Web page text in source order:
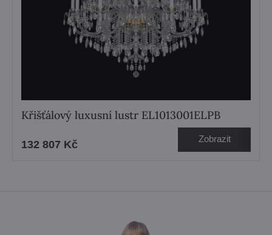
Křišťálový luxusní lustr EL1013001ELPB
132 807 Kč Zobrazit